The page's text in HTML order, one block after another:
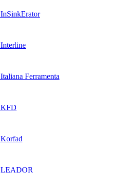
InSinkErator
Interline
Italiana Ferramenta
KFD
Korfad
LEADOR